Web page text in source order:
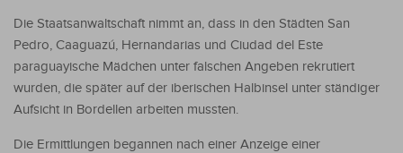
Die Staatsanwaltschaft nimmt an, dass in den Städten San
Pedro, Caaguazú, Hernandarias und Ciudad del Este
paraguayische Mädchen unter falschen Angeben rekrutiert
wurden, die später auf der iberischen Halbinsel unter ständiger
Aufsicht in Bordellen arbeiten mussten.
Die Ermittlungen begannen nach einer Anzeige einer